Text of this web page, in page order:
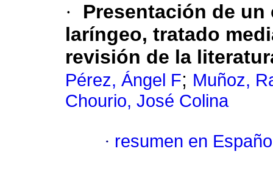
·
Presentación de
laríngeo, tratado
revisión de la
Pérez, Ángel F; Muñoz,
Chourio, José Colina
· resumen en